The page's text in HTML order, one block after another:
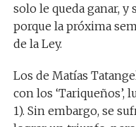
solo le queda ganar, y
porque la próxima
de la Ley.
Los de Matías
con los ‘Tariqueños’,
1). Sin embargo, se